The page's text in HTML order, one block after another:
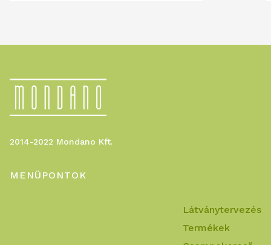
2014-2022 Mondano Kft.
MENÜPONTOK
Látványtervezés
Termékek